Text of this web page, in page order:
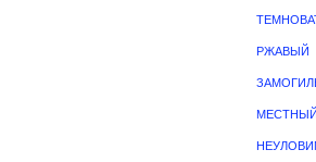
РЖАВЫЙ
МЕСТНЫЙ